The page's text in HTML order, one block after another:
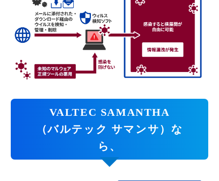
VALTEC SAMANTHA
（バルテック サマンサ）な
ら、